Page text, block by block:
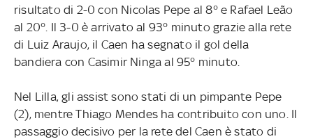
risultato di 2-0 con Nicolas Pepe al 8° e Rafael Leão
al 20°. Il 3-0 è arrivato al 93° minuto grazie alla rete
di Luiz Araujo, il Caen ha segnato il gol della
bandiera con Casimir Ninga al 95° minuto.
Nel Lilla, gli assist sono stati di un pimpante Pepe
(2), mentre Thiago Mendes ha contribuito con uno. Il
passaggio decisivo per la rete del Caen è stato di